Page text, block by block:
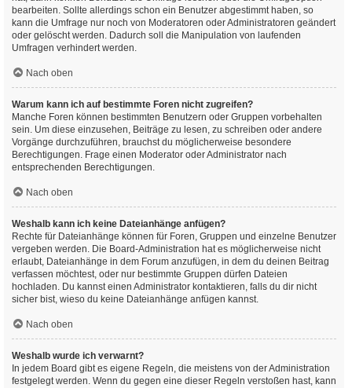
bearbeiten. Sollte allerdings schon ein Benutzer abgestimmt haben, so
kann die Umfrage nur noch von Moderatoren oder Administratoren geändert
oder gelöscht werden. Dadurch soll die Manipulation von laufenden
Umfragen verhindert werden.
Nach oben
Warum kann ich auf bestimmte Foren nicht zugreifen?
Manche Foren können bestimmten Benutzern oder Gruppen vorbehalten
sein. Um diese einzusehen, Beiträge zu lesen, zu schreiben oder andere
Vorgänge durchzuführen, brauchst du möglicherweise besondere
Berechtigungen. Frage einen Moderator oder Administrator nach
entsprechenden Berechtigungen.
Nach oben
Weshalb kann ich keine Dateianhänge anfügen?
Rechte für Dateianhänge können für Foren, Gruppen und einzelne Benutzer
vergeben werden. Die Board-Administration hat es möglicherweise nicht
erlaubt, Dateianhänge in dem Forum anzufügen, in dem du deinen Beitrag
verfassen möchtest, oder nur bestimmte Gruppen dürfen Dateien
hochladen. Du kannst einen Administrator kontaktieren, falls du dir nicht
sicher bist, wieso du keine Dateianhänge anfügen kannst.
Nach oben
Weshalb wurde ich verwarnt?
In jedem Board gibt es eigene Regeln, die meistens von der Administration
festgelegt werden. Wenn du gegen eine dieser Regeln verstoßen hast, kann